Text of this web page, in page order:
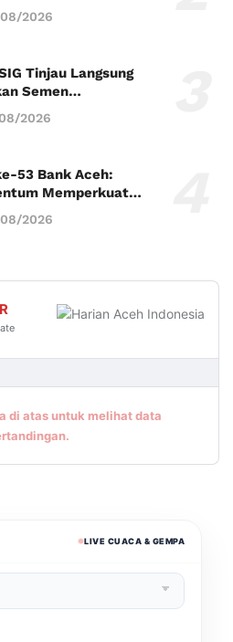
2026
Tinjau Langsung
Semen…
2026
53 Bank Aceh:
Memperkuat…
2026
di atas untuk melihat data
LIVE CUACA & GEMPA